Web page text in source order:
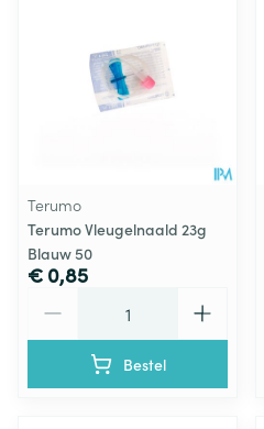
Terumo
Terumo Vleugelnaald 23g
Blauw 50
€ 0,85
Bestel